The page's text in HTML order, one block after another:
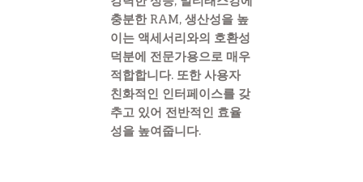
충분한 RAM, 생산성을 높
이는 액세서리와의 호환성
덕분에 전문가용으로 매우
적합합니다. 또한 사용자
친화적인 인터페이스를 갖
추고 있어 전반적인 효율
성을 높여줍니다.